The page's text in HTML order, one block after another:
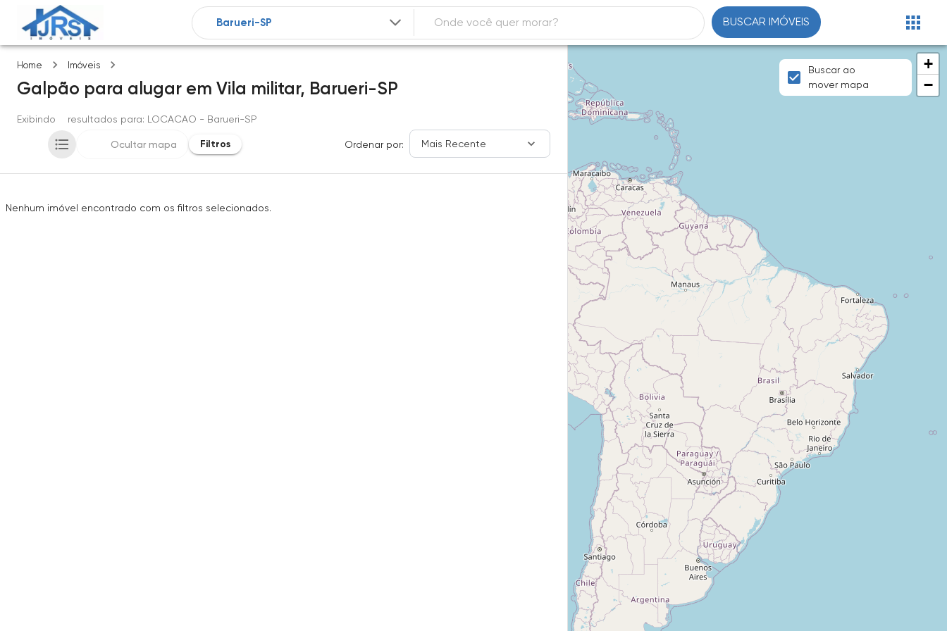
BUSCAR IMÓVEIS
Home Imóveis
Galpão para alugar em Vila militar, Barueri-SP
Exibindo resultados para: LOCACAO - Barueri-SP
Ocultar mapa Filtros Ordenar por: Mais Recente
Nenhum imóvel encontrado com os filtros selecionados.
+
−
Buscar ao
mover mapa